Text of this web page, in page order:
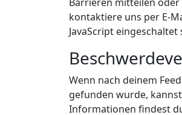
kontaktiere uns per E-
JavaScript eingeschaltet
Wenn nach deinem
gefunden wurde,
Informationen findest